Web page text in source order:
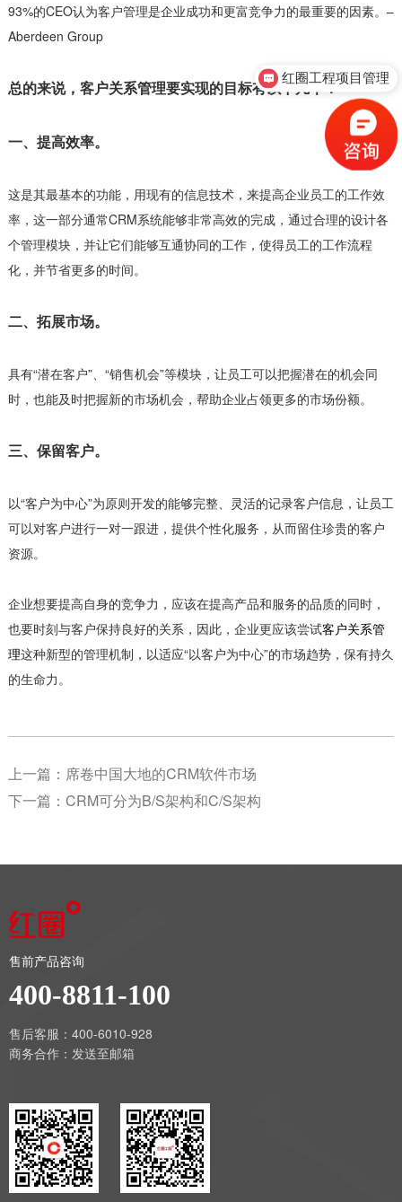
93%的CEO认为客户管理是企业成功和更富竞争力的最重要的因素。–
Aberdeen Group
总的来说，客户关系管理要实现的目标有以下几个：
一、提高效率。
这是其最基本的功能，用现有的信息技术，来提高企业员工的工作效
率，这一部分通常CRM系统能够非常高效的完成，通过合理的设计各
个管理模块，并让它们能够互通协同的工作，使得员工的工作流程
化，并节省更多的时间。
二、拓展市场。
具有“潜在客户”、“销售机会”等模块，让员工可以把握潜在的机会同
时，也能及时把握新的市场机会，帮助企业占领更多的市场份额。
三、保留客户。
以“客户为中心”为原则开发的能够完整、灵活的记录客户信息，让员工
可以对客户进行一对一跟进，提供个性化服务，从而留住珍贵的客户
资源。
企业想要提高自身的竞争力，应该在提高产品和服务的品质的同时，
也要时刻与客户保持良好的关系，因此，企业更应该尝试客户关系管
理这种新型的管理机制，以适应“以客户为中心”的市场趋势，保有持久
的生命力。
上一篇： 席卷中国大地的CRM软件市场
下一篇： CRM可分为B/S架构和C/S架构
售前产品咨询
400-8811-100
售后客服：400-6010-928
商务合作： 发送至邮箱
红圈工程项目管理